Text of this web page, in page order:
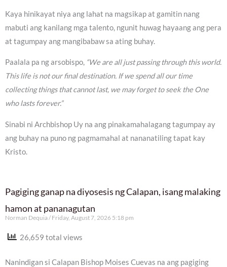
Kaya hinikayat niya ang lahat na magsikap at gamitin nang
mabuti ang kanilang mga talento, ngunit huwag hayaang ang pera
at tagumpay ang mangibabaw sa ating buhay.
Paalala pa ng arsobispo, “We are all just passing through this world.
This life is not our final destination. If we spend all our time
collecting things that cannot last, we may forget to seek the One
who lasts forever.”
Sinabi ni Archbishop Uy na ang pinakamahalagang tagumpay ay
ang buhay na puno ng pagmamahal at nananatiling tapat kay
Kristo.
Pagiging ganap na diyosesis ng Calapan, isang malaking
hamon at pananagutan
Norman Dequia Friday, August 7, 2026 5:18 pm
26,659 total views
Nanindigan si Calapan Bishop Moises Cuevas na ang pagiging